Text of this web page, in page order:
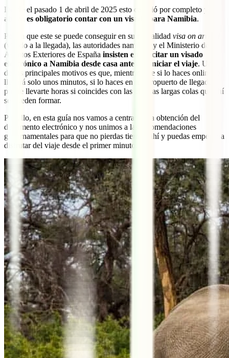
Desde el pasado 1 de abril de 2025 esto cambió por completo y
ahora es obligatorio contar con un visado para Namibia.
Pese a que este se puede conseguir en su modalidad visa on arrival
(visado a la llegada), las autoridades namibias y el Ministerio de
Asuntos Exteriores de España insisten en solicitar un visado
electrónico a Namibia desde casa antes de iniciar el viaje. Uno
de los principales motivos es que, mientras que si lo haces online te
llevará solo unos minutos, si lo haces en tu aeropuerto de llegada
puede llevarte horas si coincides con las clásicas largas colas que ahí
se pueden formar.
Por ello, en esta guía nos vamos a centrar en la obtención del
documento electrónico y nos unimos a las recomendaciones
gubernamentales para que no pierdas tiempo ahí y puedas empezar a
disfrutar del viaje desde el primer minuto.